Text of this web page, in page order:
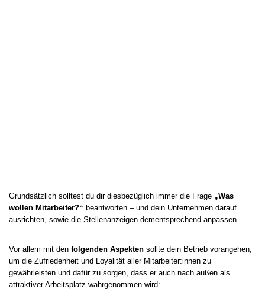
Grundsätzlich solltest du dir diesbezüglich immer die Frage „Was
wollen Mitarbeiter?“ beantworten – und dein Unternehmen darauf
ausrichten, sowie die Stellenanzeigen dementsprechend anpassen.
Vor allem mit den folgenden Aspekten sollte dein Betrieb vorangehen,
um die Zufriedenheit und Loyalität aller Mitarbeiter:innen zu
gewährleisten und dafür zu sorgen, dass er auch nach außen als
attraktiver Arbeitsplatz wahrgenommen wird: